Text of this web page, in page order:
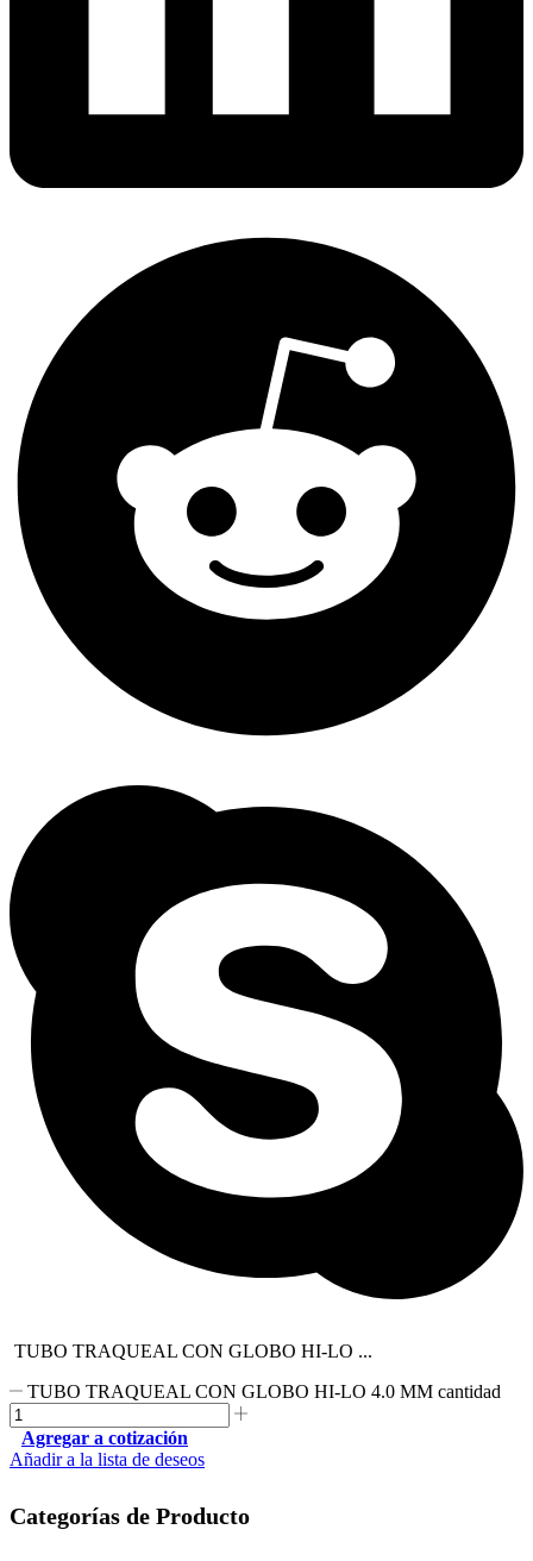
TUBO TRAQUEAL CON GLOBO HI-LO ...
TUBO TRAQUEAL CON GLOBO HI-LO 4.0 MM cantidad
Agregar a cotización
Añadir a la lista de deseos
Categorías de Producto